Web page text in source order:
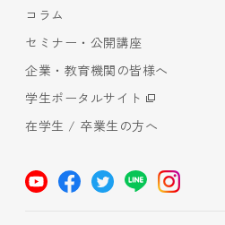
コラム
セミナー・公開講座
企業・教育機関の皆様へ
学生ポータルサイト
在学生 / 卒業生の方へ